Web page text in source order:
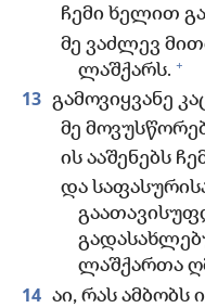
ჩემი ხელით
მე ვაძლევ
ლაშქარს. +
13 გამოვიყვანე
მე
ის ააშენებს
და
ლაშქართა
14 აი, რას ამბობს